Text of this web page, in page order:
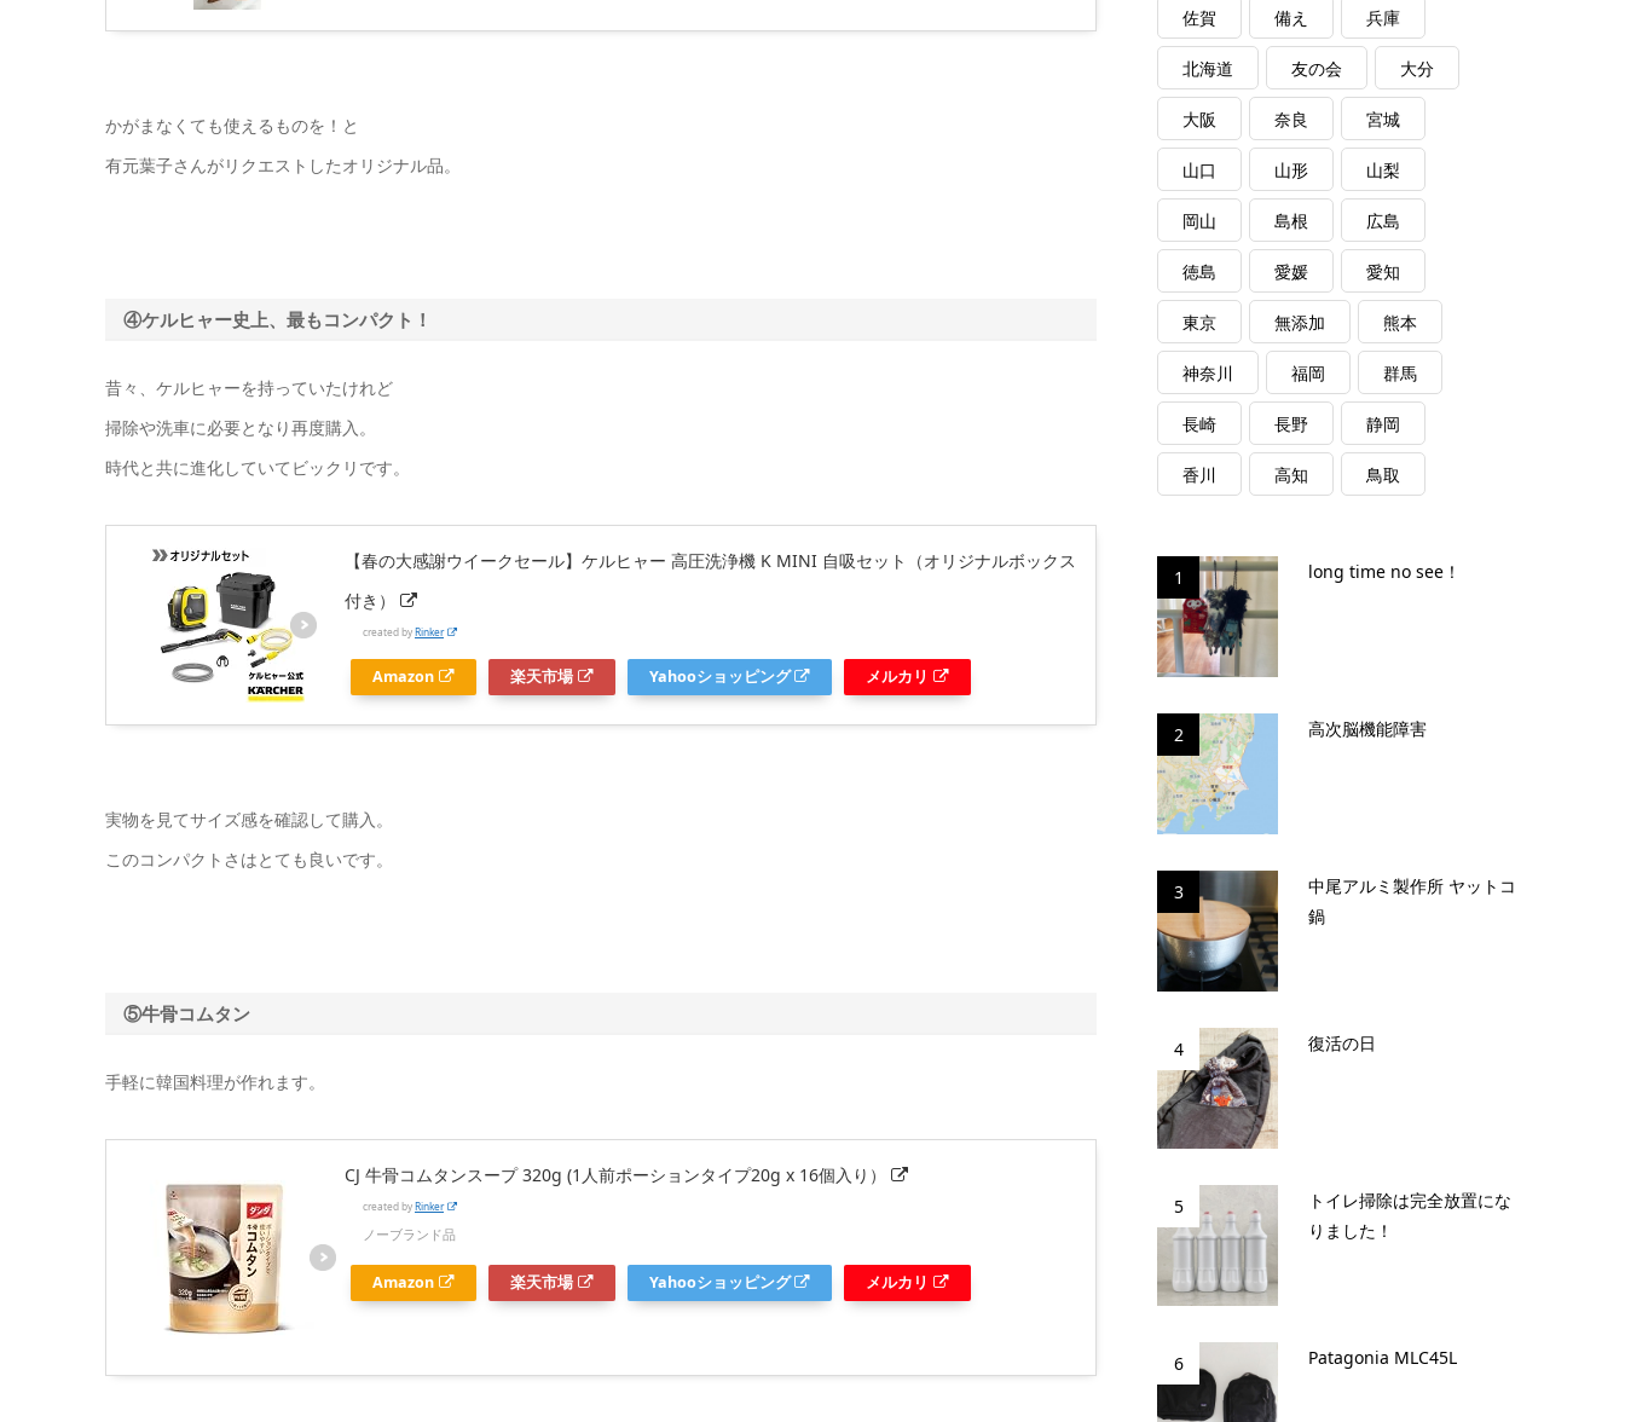
かがまなくても使えるものを！と
有元葉子さんがリクエストしたオリジナル品。
④ケルヒャー史上、最もコンパクト！
昔々、ケルヒャーを持っていたけれど
掃除や洗車に必要となり再度購入。
時代と共に進化していてビックリです。
【春の大感謝ウイークセール】ケルヒャー 高圧洗浄機 K MINI 自吸セット（オリジナルボックス
付き）
created byRinker
Amazon 楽天市場 Yahooショッピング メルカリ
実物を見てサイズ感を確認して購入。
このコンパクトさはとても良いです。
⑤牛骨コムタン
手軽に韓国料理が作れます。
CJ 牛骨コムタンスープ 320g (1人前ポーションタイプ20g x 16個入り）
created byRinker
ノーブランド品
Amazon 楽天市場 Yahooショッピング メルカリ
佐賀 備え 兵庫
北海道 友の会 大分
大阪 奈良 宮城
山口 山形 山梨
岡山 島根 広島
徳島 愛媛 愛知
東京 無添加 熊本
神奈川 福岡 群馬
長崎 長野 静岡
香川 高知 鳥取
1 long time no see！
2 高次脳機能障害
3
中尾アルミ製作所 ヤットコ
鍋
4 復活の日
5
トイレ掃除は完全放置にな
りました！
6 Patagonia MLC45L